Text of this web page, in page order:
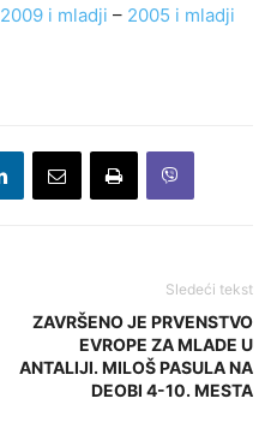
2009 i mladji – 2005 i mladji
Sledeći tekst
ZAVRŠENO JE PRVENSTVO
EVROPE ZA MLADE U
ANTALIJI. MILOŠ PASULA NA
DEOBI 4-10. MESTA